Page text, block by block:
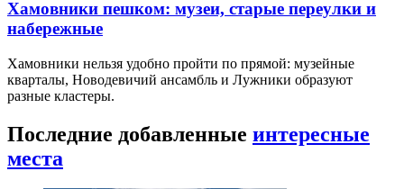
Хамовники пешком: музеи, старые переулки и
набережные
Хамовники нельзя удобно пройти по прямой: музейные
кварталы, Новодевичий ансамбль и Лужники образуют
разные кластеры.
Последние добавленные интересные
места